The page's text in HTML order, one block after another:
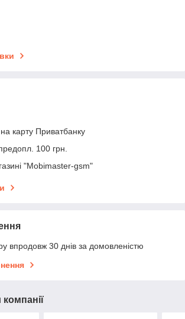
карту Приватбанку
100 грн.
"Mobimaster-gsm"
впродовж 30 днів за домовленістю
компанії